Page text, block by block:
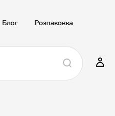
Блог Розпаковка